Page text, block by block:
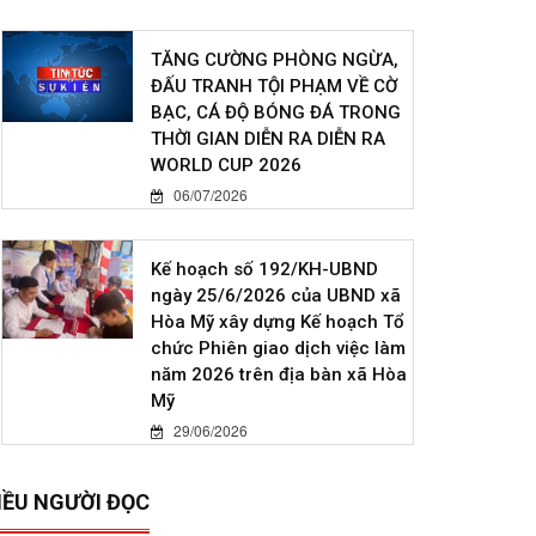
TĂNG CƯỜNG PHÒNG NGỪA,
ĐẤU TRANH TỘI PHẠM VỀ CỜ
BẠC, CÁ ĐỘ BÓNG ĐÁ TRONG
THỜI GIAN DIỄN RA DIỄN RA
WORLD CUP 2026
06/07/2026
Kế hoạch số 192/KH-UBND
ngày 25/6/2026 của UBND xã
Hòa Mỹ xây dựng Kế hoạch Tổ
chức Phiên giao dịch việc làm
năm 2026 trên địa bàn xã Hòa
Mỹ
29/06/2026
NGƯỜI ĐỌC